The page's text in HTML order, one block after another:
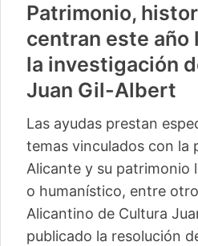
Patrimonio,
centran este año
la investigación
Juan Gil-Albert
Las ayudas prestan
temas vinculados con la
Alicante y su patrimonio
o humanístico, entre
Alicantino de Cultura
publicado la resolución